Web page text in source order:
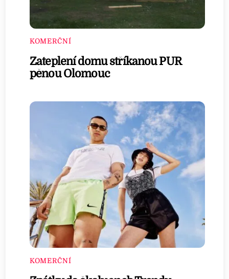
KOMERČNÍ
Zateplení domu stříkanou PUR
pěnou Olomouc
KOMERČNÍ